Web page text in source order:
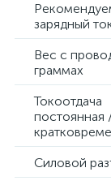
зарядный
Вес с
граммах
Токоотдача
постоянная
Силовой